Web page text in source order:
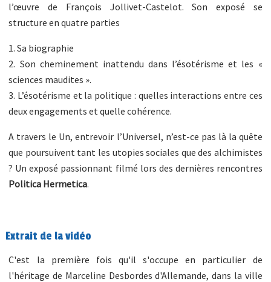
l’œuvre de François Jollivet-Castelot. Son exposé se
structure en quatre parties
1. Sa biographie
2. Son cheminement inattendu dans l’ésotérisme et les «
sciences maudites ».
3. L’ésotérisme et la politique : quelles interactions entre ces
deux engagements et quelle cohérence.
A travers le Un, entrevoir l’Universel, n’est-ce pas là la quête
que poursuivent tant les utopies sociales que des alchimistes
? Un exposé passionnant filmé lors des dernières rencontres
Politica Hermetica.
Extrait de la vidéo
C'est la première fois qu'il s'occupe en particulier de
l'héritage de Marceline Desbordes d'Allemande, dans la ville